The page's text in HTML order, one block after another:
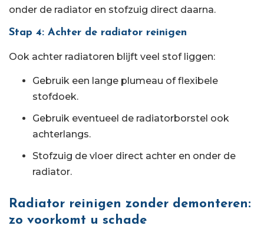
onder de radiator en stofzuig direct daarna.
Stap 4: Achter de radiator reinigen
Ook achter radiatoren blijft veel stof liggen:
Gebruik een lange plumeau of flexibele
stofdoek.
Gebruik eventueel de radiatorborstel ook
achterlangs.
Stofzuig de vloer direct achter en onder de
radiator.
Radiator reinigen zonder demonteren:
zo voorkomt u schade